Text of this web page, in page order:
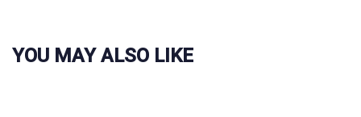
YOU MAY ALSO LIKE